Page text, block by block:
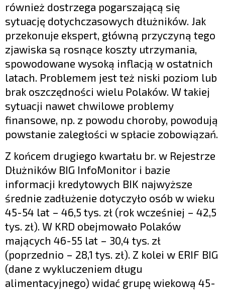
również dostrzega pogarszającą się
sytuację dotychczasowych dłużników. Jak
przekonuje ekspert, główną przyczyną tego
zjawiska są rosnące koszty utrzymania,
spowodowane wysoką inflacją w ostatnich
latach. Problemem jest też niski poziom lub
brak oszczędności wielu Polaków. W takiej
sytuacji nawet chwilowe problemy
finansowe, np. z powodu choroby, powodują
powstanie zaległości w spłacie zobowiązań.
Z końcem drugiego kwartału br. w Rejestrze
Dłużników BIG InfoMonitor i bazie
informacji kredytowych BIK najwyższe
średnie zadłużenie dotyczyło osób w wieku
45-54 lat – 46,5 tys. zł (rok wcześniej – 42,5
tys. zł). W KRD obejmowało Polaków
mających 46-55 lat – 30,4 tys. zł
(poprzednio – 28,1 tys. zł). Z kolei w ERIF BIG
(dane z wykluczeniem długu
alimentacyjnego) widać grupę wiekową 45-